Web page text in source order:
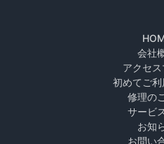
会社
アクセ
初めてご
修理の
サービ
お知
お問い